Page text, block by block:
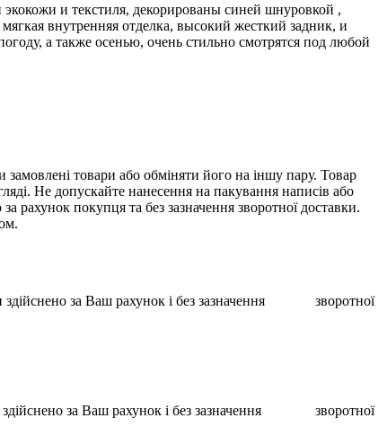
и текстиля, декорированы синей шнуровкой ,
внутренняя отделка, высокий жесткий задник, и
а также осенью, очень стильно смотрятся под любой
товари або обміняти його на іншу пару. Товар
Не допускайте нанесення на пакування написів або
рахунок покупця та без зазначення зворотної доставки.
здійснено за Ваш рахунок і без зазначення зворотної
здійснено за Ваш рахунок і без зазначення зворотної